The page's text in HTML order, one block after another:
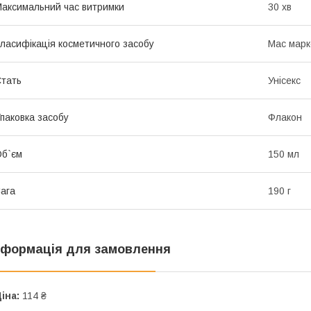
час витримки 30 хв
косметичного засобу Мас
Унісекс
засобу Флакон
150 мл
190 г
для замовлення
114 ₴